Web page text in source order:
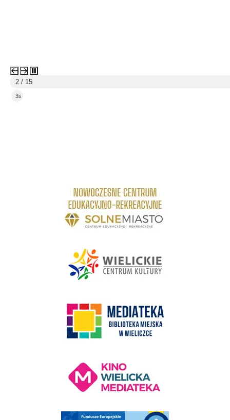
2 / 15
2s
link do strony Centrum Edukacyjno Rekreacyjne
Punkt Obsługi Ekodoradcy Wieliczka